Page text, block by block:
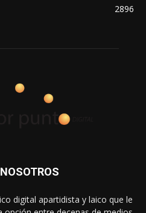
2896
digital apartidista y laico que le